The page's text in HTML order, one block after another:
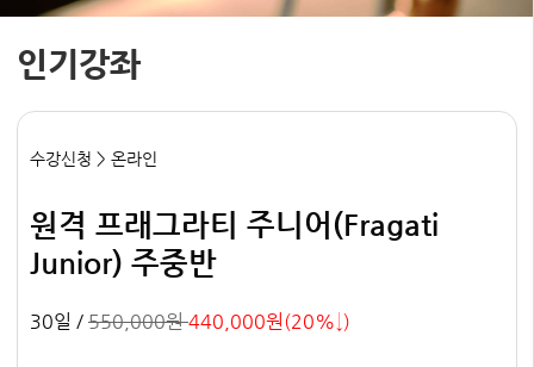
인기강좌
수강신청 > 온라인
원격 프래그라티 주니어(Fragati
Junior) 주중반
30일 / 550,000원440,000원(20%↓)